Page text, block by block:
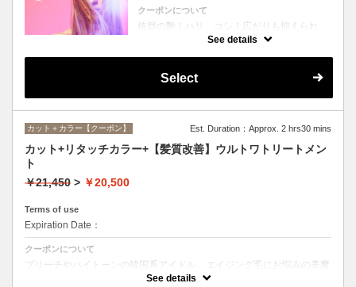
クーポンについて
抜群の艶！ハリ、コシ！広がりも抑えられ
る！どんなに傷んだ髪も、鮮やかなハイトー
See details
Select
カット＋カラー【クーポン】 Est. Duration：Approx. 2 hrs30 mins
カット+リタッチカラー+【髪質改善】ウルトワトリートメン
ト
￥21,450 > ￥20,500
Terms of use
Expiration Date：
クーポンについて
ブリーチやハイトーンの韓国系アイドル、エイジング毛にお悩みの美魔
女も夢中！全ての世代、髪質、メニューに対応できる髪質改善トリート
See details